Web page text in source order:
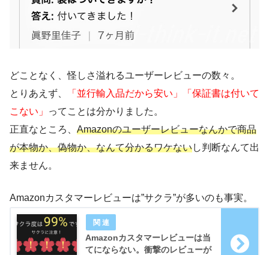
どことなく、怪しさ溢れるユーザーレビューの数々。
とりあえず、
「並行輸入品だから安い」「保証書は付いて
こない」
ってことは分かりました。
正直なところ、 Amazonのユーザーレビューなんかで商品
が本物か、偽物か、なんて分かるワケないし判断なんて出
来ません。
Amazonカスタマーレビューは”サクラ”が多いのも事実。
Amazonカスタマーレビューは当
てにならない。衝撃のレビューが